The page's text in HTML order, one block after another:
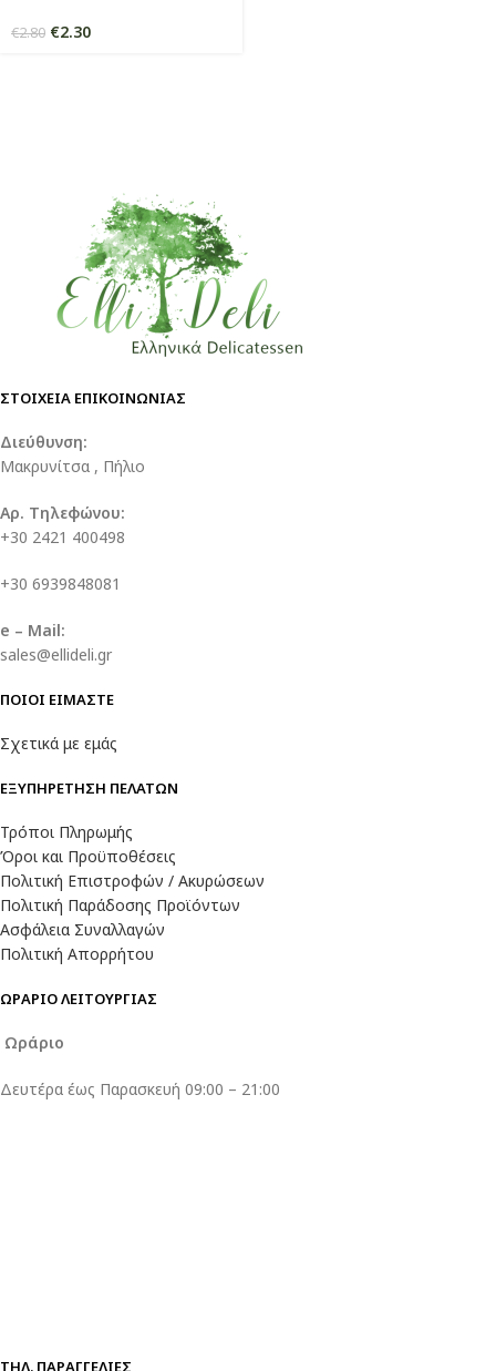
€2.80 €2.30
ΣΤΟΙΧΕΙΑ ΕΠΙΚΟΙΝΩΝΙΑΣ
Διεύθυνση:
Μακρυνίτσα , Πήλιο
Αρ. Τηλεφώνου:
+30 2421 400498
+30 6939848081
e – Mail:
sales@ellideli.gr
ΠΟΙΟΙ ΕΙΜΑΣΤΕ
Σχετικά με εμάς
ΕΞΥΠΗΡΕΤΗΣΗ ΠΕΛΑΤΩΝ
Τρόποι Πληρωμής
Όροι και Προϋποθέσεις
Πολιτική Επιστροφών / Ακυρώσεων
Πολιτική Παράδοσης Προϊόντων
Ασφάλεια Συναλλαγών
Πολιτική Απορρήτου
ΩΡΑΡΙΟ ΛΕΙΤΟΥΡΓΙΑΣ
Ωράριο
Δευτέρα έως Παρασκευή 09:00 – 21:00
ΤΗΛ. ΠΑΡΑΓΓΕΛΊΕΣ